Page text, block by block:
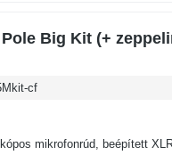
Big Kit (+
cf
mikrofonrúd, beépített